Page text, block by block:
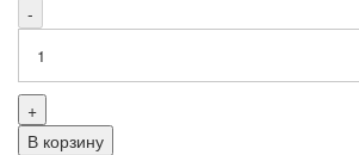
-
+
В корзину